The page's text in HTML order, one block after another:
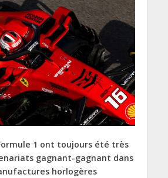
1 ont toujours été très
gagnant-gagnant dans
horlogères